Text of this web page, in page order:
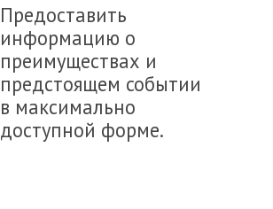
Предоставить
информацию о
преимуществах и
предстоящем событии
в максимально
доступной форме.